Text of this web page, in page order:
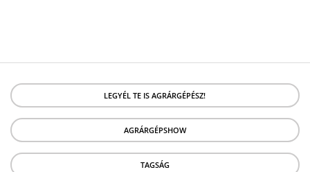
LEGYÉL TE IS AGRÁRGÉPÉSZ!
AGRÁRGÉPSHOW
TAGSÁG